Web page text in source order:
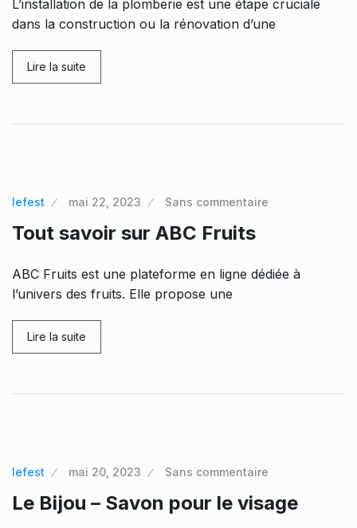
L’installation de la plomberie est une étape cruciale
dans la construction ou la rénovation d’une
Lire la suite
lefest mai 22, 2023 Sans commentaire
Tout savoir sur ABC Fruits
ABC Fruits est une plateforme en ligne dédiée à
l’univers des fruits. Elle propose une
Lire la suite
lefest mai 20, 2023 Sans commentaire
Le Bijou – Savon pour le visage